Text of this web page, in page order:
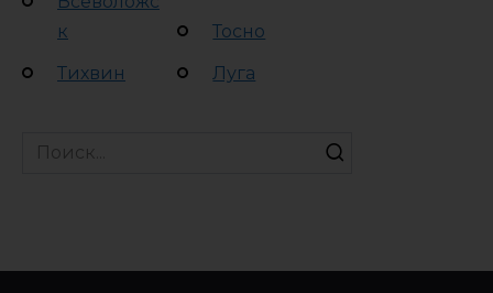
к
Тихвин
Тосно
Луга
Search